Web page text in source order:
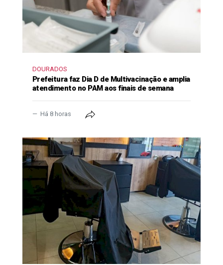
DOURADOS
Prefeitura faz Dia D de Multivacinação e amplia
atendimento no PAM aos finais de semana
Há 8 horas